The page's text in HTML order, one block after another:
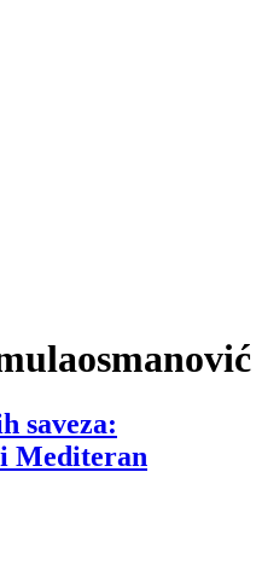
saveza:
Mediteran